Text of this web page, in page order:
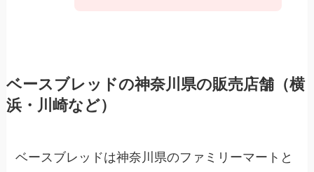
ベースブレッドの神奈川県の販売店舗（横
浜・川崎など）
ベースブレッドは神奈川県のファミリーマートと